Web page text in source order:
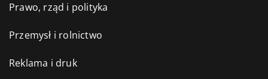
Prawo, rząd i polityka
Przemysł i rolnictwo
Reklama i druk